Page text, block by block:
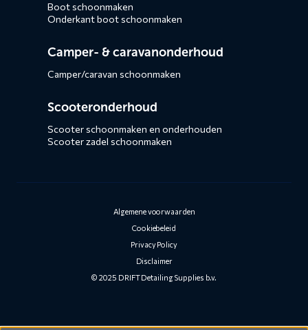
Boot schoonmaken
Onderkant boot schoonmaken
Camper- & caravanonderhoud
Camper/caravan schoonmaken
Scooteronderhoud
Scooter schoonmaken en onderhouden
Scooter zadel schoonmaken
Algemene voorwaarden
Cookiebeleid
Privacy Policy
Disclaimer
© 2025 DRIFT Detailing Supplies b.v.